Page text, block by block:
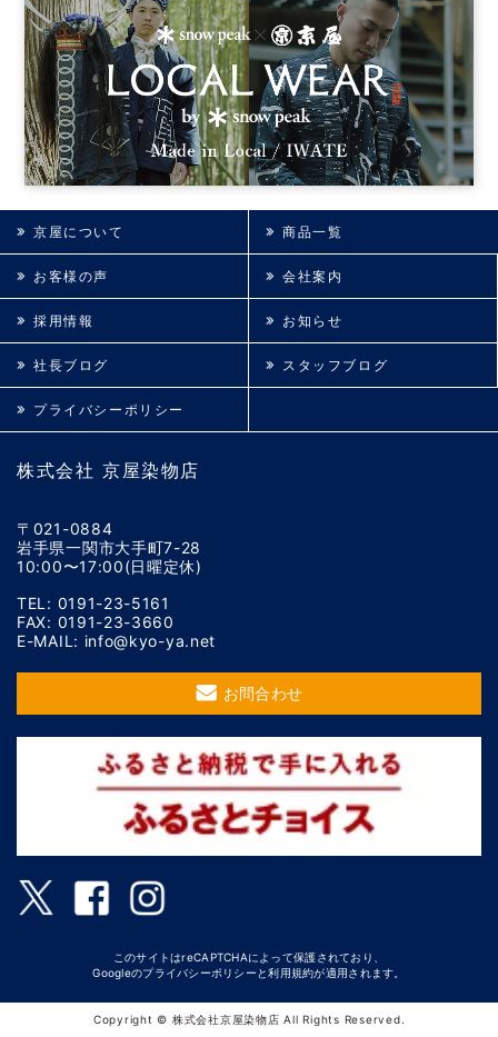
株式会社 京屋染物店
〒021-0884
岩手県一関市大手町7-28
10:00〜17:00(日曜定休)
TEL: 0191-23-5161
FAX: 0191-23-3660
E-MAIL: info@kyo-ya.net
お問合わせ
京屋について 商品一覧
お客様の声 会社案内
採用情報 お知らせ
社長ブログ スタッフブログ
プライバシーポリシー
このサイトはreCAPTCHAによって保護されており、
Googleのプライバシーポリシー と利用規約が適用されます。
Copyright © 株式会社京屋染物店 All Rights Reserved.